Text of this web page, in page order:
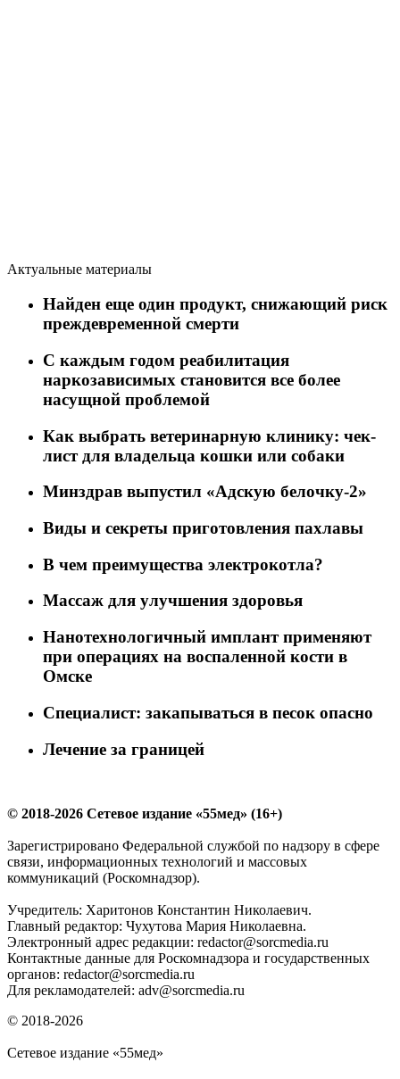
Актуальные материалы
Найден еще один продукт, снижающий риск
преждевременной смерти
C каждым годом реабилитация
наркозависимых становится все более
насущной проблемой
Как выбрать ветеринарную клинику: чек-
лист для владельца кошки или собаки
Минздрав выпустил «Адскую белочку-2»
Виды и секреты приготовления пахлавы
В чем преимущества электрокотла?
Массаж для улучшения здоровья
Нанотехнологичный имплант применяют
при операциях на воспаленной кости в
Омске
Специалист: закапываться в песок опасно
Лечение за границей
© 2018-2026 Сетевое издание «55мед» (16+)
Зарегистрировано Федеральной службой по надзору в сфере
связи, информационных технологий и массовых
коммуникаций (Роскомнадзор).
Учредитель: Харитонов Константин Николаевич.
Главный редактор: Чухутова Мария Николаевна.
Электронный адрес редакции: redactor@sorcmedia.ru
Контактные данные для Роскомнадзора и государственных
органов: redactor@sorcmedia.ru
Для рекламодателей: adv@sorcmedia.ru
© 2018-2026
Сетевое издание «55мед»